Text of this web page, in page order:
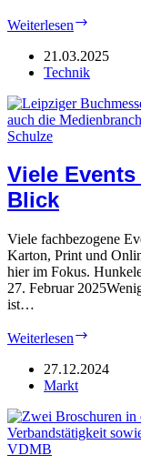
Weiterlesen
„Return
on
21.03.2025
Technik
Viele
Blick
Viele fachbezogene
Karton, Print und
hier im Fokus.
27. Februar
ist…
Weiterlesen
2025
auf
einen
27.12.2024
Markt